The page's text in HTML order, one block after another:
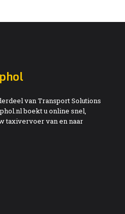
van Transport Solutions
boekt u online snel,
taxivervoer van en naar